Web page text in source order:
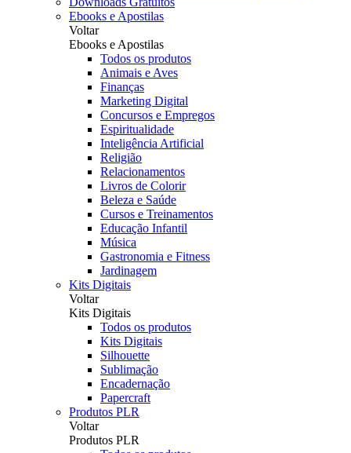
Ebooks e Apostilas
Voltar
Ebooks e Apostilas
Todos os produtos
Animais e Aves
Finanças
Marketing Digital
Concursos e Empregos
Espiritualidade
Inteligência Artificial
Religião
Relacionamentos
Livros de Colorir
Beleza e Saúde
Cursos e Treinamentos
Educação Infantil
Música
Gastronomia e Fitness
Jardinagem
Kits Digitais
Voltar
Kits Digitais
Todos os produtos
Kits Digitais
Silhouette
Sublimação
Encadernação
Papercraft
Produtos PLR
Voltar
Produtos PLR